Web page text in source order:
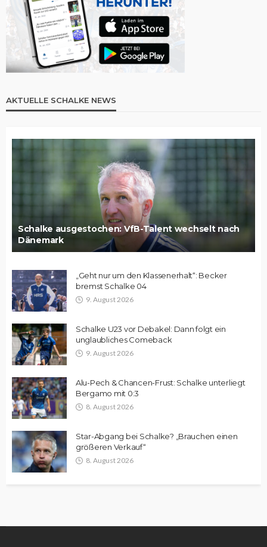
AKTUELLE SCHALKE NEWS
Schalke ausgestochen: VfB-Talent wechselt nach
Dänemark
„Geht nur um den Klassenerhalt“: Becker
bremst Schalke 04
9. August 2026
Schalke U23 vor Debakel: Dann folgt ein
unglaubliches Comeback
9. August 2026
Alu-Pech & Chancen-Frust: Schalke unterliegt
Bergamo mit 0:3
8. August 2026
Star-Abgang bei Schalke? „Brauchen einen
größeren Verkauf“
8. August 2026